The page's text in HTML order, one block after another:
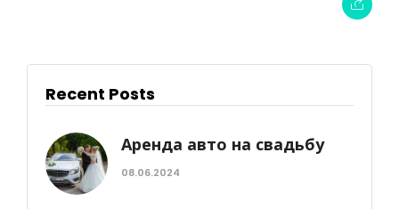
Recent Posts
Аренда авто на свадьбу
08.06.2024